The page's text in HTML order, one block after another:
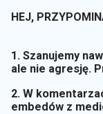
HEJ,
1. Szanujemy
ale nie agresję.
2. W
embedów z